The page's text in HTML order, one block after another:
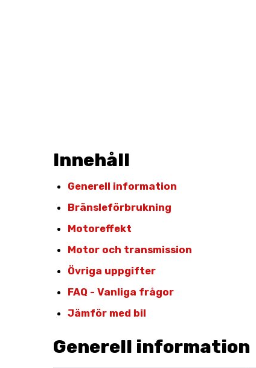
Innehåll
Generell information
Bränsleförbrukning
Motoreffekt
Motor och transmission
Övriga uppgifter
FAQ - Vanliga frågor
Jämför med bil
Generell information